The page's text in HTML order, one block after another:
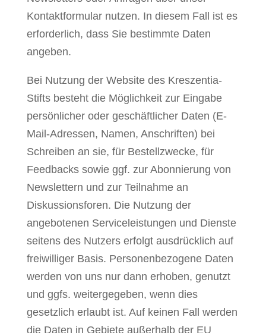
Kontaktformular nutzen. In diesem Fall ist es
erforderlich, dass Sie bestimmte Daten
angeben.
Bei Nutzung der Website des Kreszentia-
Stifts besteht die Möglichkeit zur Eingabe
persönlicher oder geschäftlicher Daten (E-
Mail-Adressen, Namen, Anschriften) bei
Schreiben an sie, für Bestellzwecke, für
Feedbacks sowie ggf. zur Abonnierung von
Newslettern und zur Teilnahme an
Diskussionsforen. Die Nutzung der
angebotenen Serviceleistungen und Dienste
seitens des Nutzers erfolgt ausdrücklich auf
freiwilliger Basis. Personenbezogene Daten
werden von uns nur dann erhoben, genutzt
und ggfs. weitergegeben, wenn dies
gesetzlich erlaubt ist. Auf keinen Fall werden
die Daten in Gebiete außerhalb der EU